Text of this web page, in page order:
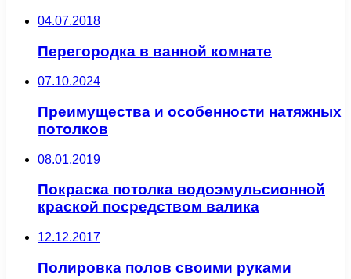
04.07.2018
Перегородка в ванной комнате
07.10.2024
Преимущества и особенности натяжных
потолков
08.01.2019
Покраска потолка водоэмульсионной
краской посредством валика
12.12.2017
Полировка полов своими руками